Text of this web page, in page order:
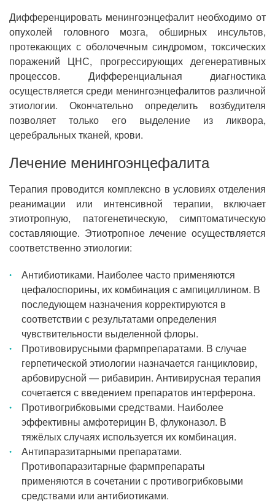
Дифференцировать менингоэнцефалит необходимо от
опухолей головного мозга, обширных инсультов,
протекающих с оболочечным синдромом, токсических
поражений ЦНС, прогрессирующих дегенеративных
процессов. Дифференциальная диагностика
осуществляется среди менингоэнцефалитов различной
этиологии. Окончательно определить возбудителя
позволяет только его выделение из ликвора,
церебральных тканей, крови.
Лечение менингоэнцефалита
Терапия проводится комплексно в условиях отделения
реанимации или интенсивной терапии, включает
этиотропную, патогенетическую, симптоматическую
составляющие. Этиотропное лечение осуществляется
соответственно этиологии:
Антибиотиками. Наиболее часто применяются
цефалоспорины, их комбинация с ампициллином. В
последующем назначения корректируются в
соответствии с результатами определения
чувствительности выделенной флоры.
Противовирусными фармпрепаратами. В случае
герпетической этиологии назначается ганцикловир,
арбовирусной — рибавирин. Антивирусная терапия
сочетается с введением препаратов интерферона.
Противогрибковыми средствами. Наиболее
эффективны амфотерицин В, флуконазол. В
тяжёлых случаях используется их комбинация.
Антипаразитарными препаратами.
Противопаразитарные фармпрепараты
применяются в сочетании с противогрибковыми
средствами или антибиотиками.